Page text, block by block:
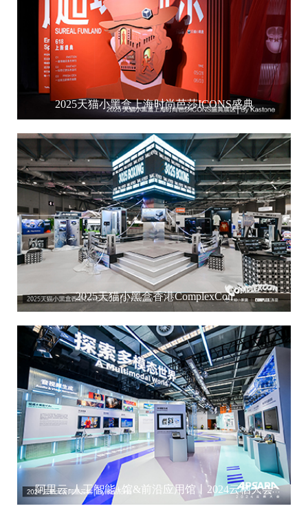
2025天猫小黑盒上海时尚芭莎ICONS盛典
2025天猫小黑盒香港ComplexCon
阿里云·人工智能+馆&前沿应用馆丨2024云栖大会